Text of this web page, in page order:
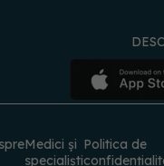
Medici și
specialiști
Politica de